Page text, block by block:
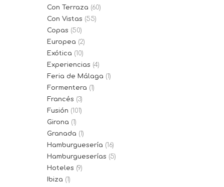
Con Terraza (60)
Con Vistas (55)
Copas (50)
Europea (2)
Exótica (10)
Experiencias (4)
Feria de Málaga (1)
Formentera (1)
Francés (3)
Fusión (101)
Girona (1)
Granada (1)
Hamburguesería (16)
Hamburgueserías (5)
Hoteles (9)
Ibiza (1)